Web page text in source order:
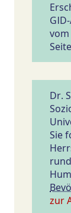
vom
Dr.
Sie
zur